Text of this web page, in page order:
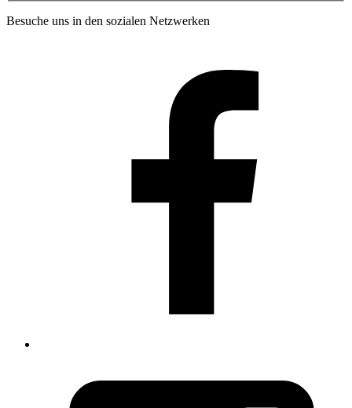
Besuche uns in den sozialen Netzwerken